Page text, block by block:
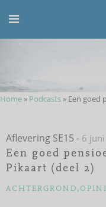
naar
de
Home » Podcasts » Een goed
Aflevering SE15 - 6
Een goed
Pikaart (deel 2)
CATEGORIEËN
ACHTERGROND ,